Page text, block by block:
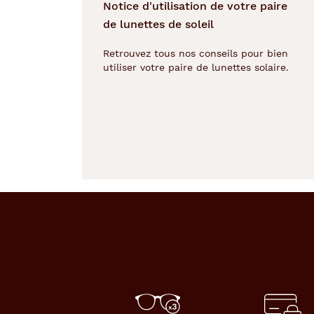
Couleur
Notice d'utilisation de votre paire
de lunettes de soleil
Retrouvez tous nos conseils pour bien
utiliser votre paire de lunettes solaire.